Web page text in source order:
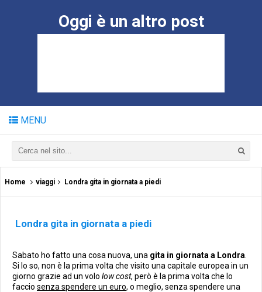
Oggi è un altro post
MENU
Home viaggi Londra gita in giornata a piedi
Londra gita in giornata a piedi
Sabato ho fatto una cosa nuova, una gita in giornata a Londra
Si lo so, non è la prima volta che visito una capitale europea in un
giorno grazie ad un volo low cost, però è la prima volta che lo
faccio senza spendere un euro, o meglio, senza spendere una